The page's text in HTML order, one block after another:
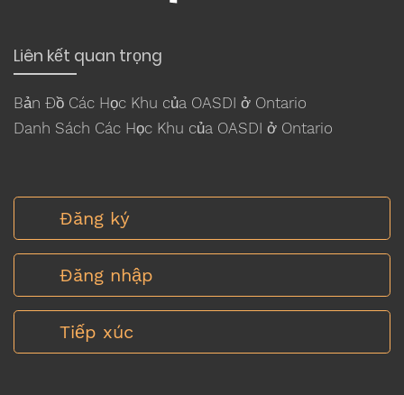
Liên kết quan trọng
Bản Đồ Các Học Khu của OASDI ở Ontario
Danh Sách Các Học Khu của OASDI ở Ontario
Đăng ký
Đăng nhập
Tiếp xúc